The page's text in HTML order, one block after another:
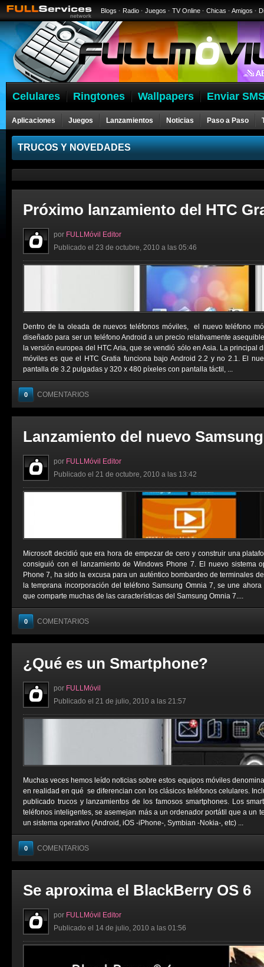
Blogs · Radio · Juegos · TV Online · Chicas · Amigos ·
Celulares Ringtones Wallpapers Enviar
Aplicaciones Juegos Lanzamientos Noticias Paso a Paso
Celulares
TRUCOS Y NOVEDADES
Próximo lanzamiento del HTC
por FULLMóvil Editor
Publicado el 23 de octubre, 2010 a las 05:46
Dentro de la oleada de nuevos teléfonos móviles, el nuevo teléfono
diseñado para ser un teléfono Android a un precio relativamente
la versión europea del HTC Aria, que se vendió sólo en Asia. La principal
móviles es que el HTC Gratia funciona bajo Android 2.2 y no 2.1. El
pantalla de 3.2 pulgadas y 320 x 480 píxeles con pantalla táctil, ...
0 COMENTARIOS
Lanzamiento del nuevo
por FULLMóvil Editor
Publicado el 21 de octubre, 2010 a las 13:42
Microsoft decidió que era hora de empezar de cero y construir una
consiguió con el lanzamiento de Windows Phone 7. El nuevo sistema
Phone 7, ha sido la excusa para un auténtico bombardeo de terminales
la temprana incorporación del teléfono Samsung Omnia 7, se une
que comparte muchas de las características del Samsung Omnia 7....
0 COMENTARIOS
¿Qué es un Smartphone?
por FULLMóvil
Publicado el 21 de julio, 2010 a las 21:57
Muchas veces hemos leído noticias sobre estos equipos móviles
en realidad en qué se diferencian con los clásicos teléfonos celulares.
publicado trucos y lanzamientos de los famosos smartphones. Los
teléfonos inteligentes, se asemejan más a un ordenador portátil que a un
un sistema operativo (Android, iOS -iPhone-, Symbian -Nokia-, etc) ...
0 COMENTARIOS
Se aproxima el BlackBerry OS 6
por FULLMóvil Editor
Publicado el 14 de julio, 2010 a las 01:56